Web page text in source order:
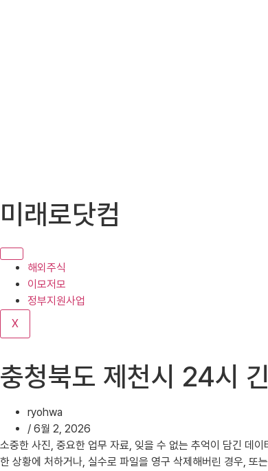
텐
로
기
미래로닷컴
해외주식
이모저모
정부지원사업
X
충청북도 제천시 24시
ryohwa
/ 6월 2, 2026
소중한 사진, 중요한 업무 자료, 잊을 수 없는 추억이 담긴 데
한 상황에 처하거나, 실수로 파일을 영구 삭제해버린 경우, 또